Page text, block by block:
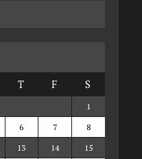
T F S
1
6 7
8
13 14
15